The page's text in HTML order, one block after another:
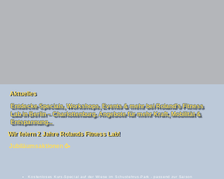
Aktuelles
Entdecke Specials, Workshops, Events & mehr bei Roland’s Fitness
Lab in Berlin – Charlottenburg. Angebote für mehr Kraft, Mobilität &
Entspannung...
Wir feiern 2 Jahre Rolands Fitness Lab!
Jubiläumsaktionen 🥳
Kostenloses Kurs-Special auf der Wiese im Schustehrus-Park - passend zur Saison